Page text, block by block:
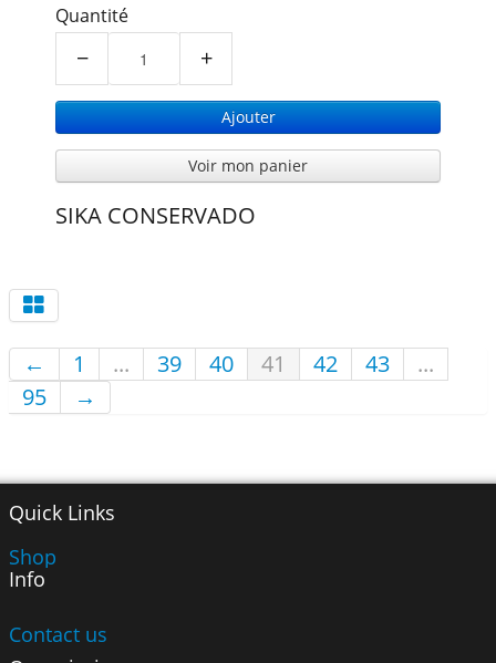
Quantité
− +
Ajouter
Voir mon panier
SIKA CONSERVADO
← 1 ... 39 40 41 42 43
...
95
→
Quick Links
Shop
Info
Contact us